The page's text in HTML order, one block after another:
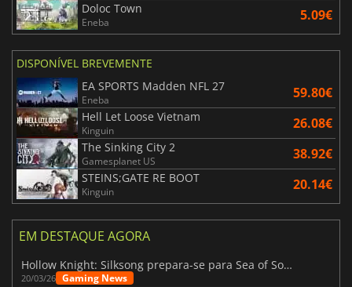
Doloc Town
Eneba 5.09€
DISPONÍVEL BREVEMENTE
EA SPORTS Madden NFL 27
Eneba 59.80€
Hell Let Loose Vietnam
Kinguin 26.08€
The Sinking City 2
Gamesplanet US 38.92€
STEINS;GATE RE BOOT
Kinguin 20.14€
EM DESTAQUE AGORA
Hollow Knight: Silksong prepara-se para Sea of Sorrow com um patch
20/03/26 Gaming News